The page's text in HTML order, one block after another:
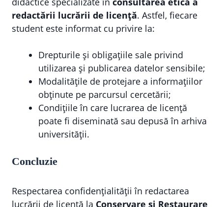
redactării lucrării de licență. Astfel, fiecare
student este informat cu privire la:
Drepturile și obligațiile sale privind
utilizarea și publicarea datelor sensibile;
Modalitățile de protejare a informațiilor
obținute pe parcursul cercetării;
Condițiile în care lucrarea de licență
poate fi diseminată sau depusă în arhiva
universității.
Concluzie
Respectarea confidențialității în redactarea
lucrării de licență la Conservare și Restaurare